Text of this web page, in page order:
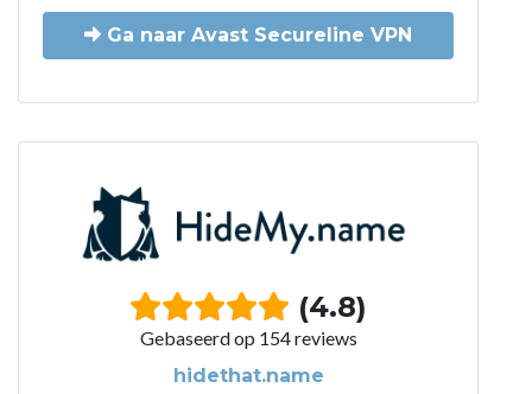
Ga naar Avast Secureline VPN
(4.8)
Gebaseerd op 154 reviews
hidethat.name